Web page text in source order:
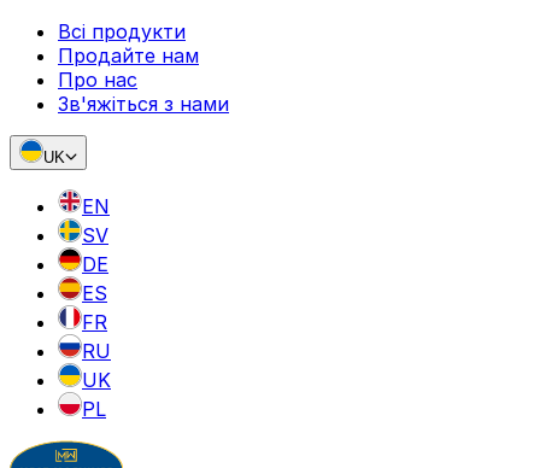
Всі продукти
Продайте нам
Про нас
Зв'яжіться з нами
UK
EN
SV
DE
ES
FR
RU
UK
PL